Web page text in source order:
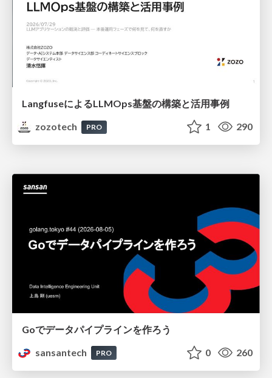
LangfuseによるLLMOps基盤の構築と活用事例
zozotech
PRO 1 290
Goでデータパイプラインを作ろう
sansantech
PRO 0 260